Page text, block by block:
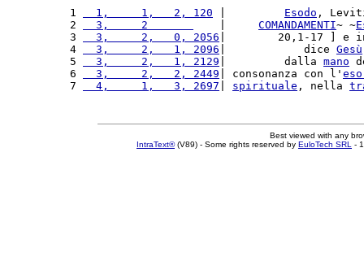
1
  1,     1,   2, 120
Esodo ,
2
  3,     2
COMANDAMENTI~ ~
3
  3,     2,   0, 2056
|        20,1-17 ] e
4
  3,     2,   1, 2096
|            dice Gesù
5
  3,     2,   1, 2129
|         dalla mano
6
  3,     2,   2, 2449
| consonanza con l'
7
  4,     1,   3, 2697
spirituale , nella
Best viewed with any
IntraText®(V89) - Some rights reserved by EuloTech SRL -